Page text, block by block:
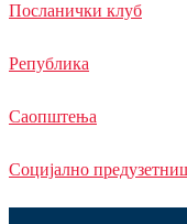
Посланички клуб
Република
Саопштења
Социјално